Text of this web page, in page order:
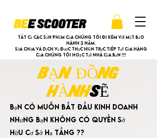
Tất cả các sản phẩm của chúng tôi đi kèm với một bảo
hành 2 năm.
Sửa chữa và dịch vụ được thực hiện trực tiếp tại cửa hàng
của chúng tôi hoặc tại nhà của bạn !!!
BẠN ĐỒNG
HÀNHSẼ
Bạn có muốn bắt đầu kinh doanh
nhưng bạn không có quyền sở
hữu cơ sở hạ tầng ??